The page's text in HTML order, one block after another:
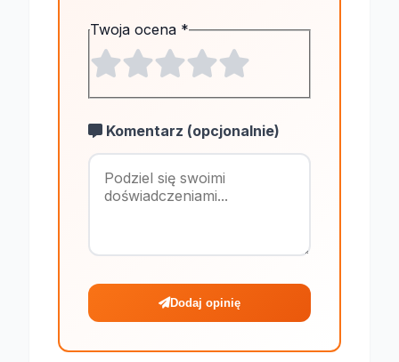
Twoja ocena *
Komentarz (opcjonalnie)
Maksymalnie
Dodaj opinię